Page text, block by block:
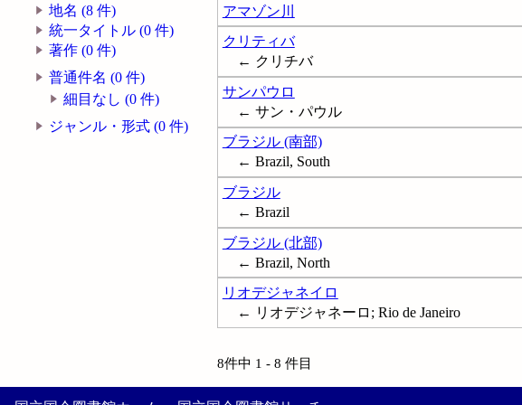
地名 (8 件)
統一タイトル (0 件)
著作 (0 件)
普通件名 (0 件)
細目なし (0 件)
ジャンル・形式 (0 件)
アマゾン川
クリティバ
← クリチバ
サンパウロ
← サン・パウル
ブラジル (南部)
← Brazil, South
ブラジル
← Brazil
ブラジル (北部)
← Brazil, North
リオデジャネイロ
← リオデジャネーロ; Rio de Janeiro
8件中 1 - 8 件目